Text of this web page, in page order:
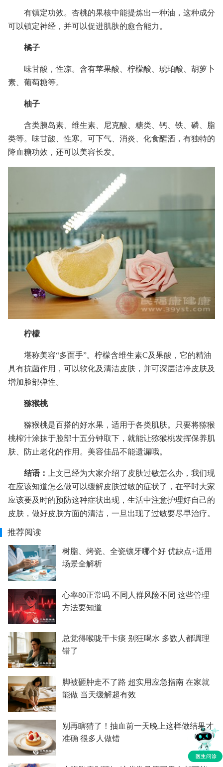
有镇定功效。杏桃的果核中能提炼出一种油，这种成分
可以镇定神经，并可以促进肌肤的愈合能力。
橘子
味甘酸，性凉。含有苹果酸、柠檬酸、琥珀酸、胡萝卜
素、葡萄糖等。
柚子
含类胰岛素、维生素、尼克酸、糖类、钙、铁、磷、脂
类等。味甘酸、性寒。可下气、消炎、化食醒酒，有独特的
降血糖功效，还可以美容长发。
柠檬
堪称美容“多面手”。柠檬含维生素C及果酸，它的精油
具有抗菌作用，可以软化及清洁皮肤，并可深层洁净皮肤及
增加脸部弹性。
猕猴桃
猕猴桃是百搭的好水果，适用于各类肌肤。只要将猕猴
桃榨汁涂抹于脸部十五分钟取下，就能让猕猴桃发挥保养肌
肤、防止老化的作用。美容佳品不能遗漏哦。
结语：
上文已经为大家介绍了皮肤过敏怎么办，我们现
在应该知道怎么做可以缓解皮肤过敏的症状了，在平时大家
应该要及时的预防这种症状出现，生活中注意护理好自己的
皮肤，做好皮肤方面的清洁，一旦出现了过敏要尽早治疗。
推荐阅读
树脂、烤瓷、全瓷镶牙哪个好 优缺点+适用
场景全解析
心率80正常吗 不同人群风险不同 这些管理
方法要知道
总觉得喉咙干卡痰 别狂喝水 多数人都调理
错了
脚被砸肿走不了路 超实用应急指南 在家就
能做 当天缓解超有效
别再瞎猜了！抽血前一天晚上这样做结果才
准确 很多人做错